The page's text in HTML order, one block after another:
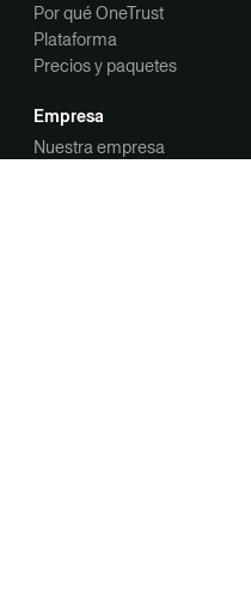
Por qué OneTrust
Plataforma
Precios y paquetes
Empresa
Nuestra empresa